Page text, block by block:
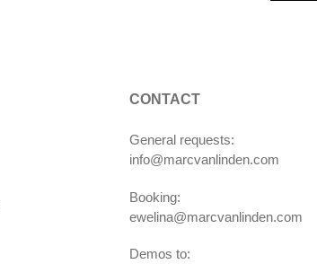
CONTACT
General requests:
info@marcvanlinden.com
Booking:
ewelina@marcvanlinden.com
Demos to: